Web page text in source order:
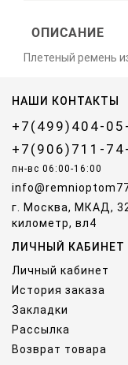
ОПИСАНИЕ
Плетеный ремень
НАШИ КОНТАКТЫ
+7(499)404-
+7(906)711-
пн-вс 06:00-16:00
г. Москва, МКАД,
километр, вл4
ЛИЧНЫЙ КАБИНЕТ
Личный кабинет
История заказа
Закладки
Рассылка
Возврат товара